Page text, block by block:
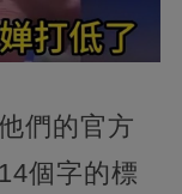
們的官方
個字的標